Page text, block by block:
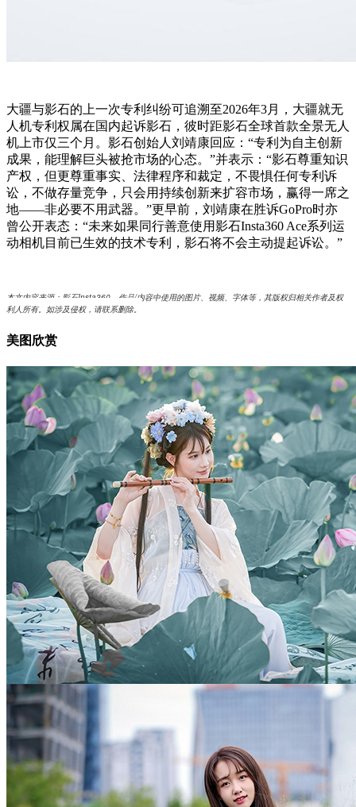
大疆与影石的上一次专利纠纷可追溯至2026年3月，大疆就无
人机专利权属在国内起诉影石，彼时距影石全球首款全景无人
机上市仅三个月。影石创始人刘靖康回应：“专利为自主创新
成果，能理解巨头被抢市场的心态。”并表示：“影石尊重知识
产权，但更尊重事实、法律程序和裁定，不畏惧任何专利诉
讼，不做存量竞争，只会用持续创新来扩容市场，赢得一席之
地——非必要不用武器。”更早前，刘靖康在胜诉GoPro时亦
曾公开表态：“未来如果同行善意使用影石Insta360 Ace系列运
动相机目前已生效的技术专利，影石将不会主动提起诉讼。”
本文内容来源：影石Insta360，作品/内容中使用的图片、视频、字体等，其版权归相关作者及权
利人所有。如涉及侵权，请联系删除。
美图欣赏